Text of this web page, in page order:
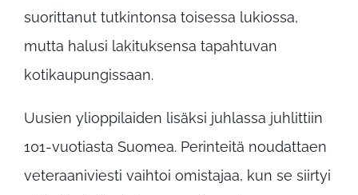
suorittanut tutkintonsa toisessa lukiossa,
mutta halusi lakituksensa tapahtuvan
kotikaupungissaan.
Uusien ylioppilaiden lisäksi juhlassa juhlittiin
101-vuotiasta Suomea. Perinteitä noudattaen
veteraaniviesti vaihtoi omistajaa, kun se siirtyi